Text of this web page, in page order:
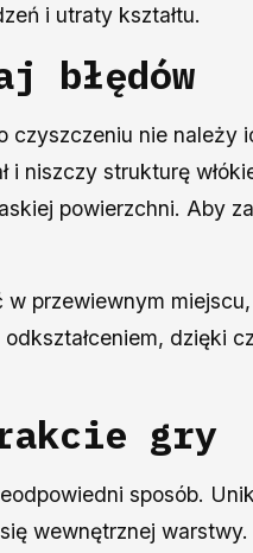
i utraty kształtu.
błędów
czyszczeniu nie należy
i niszczy strukturę
powierzchni. Aby
w przewiewnym
dzięki
gry
sposób.
wewnętrznej